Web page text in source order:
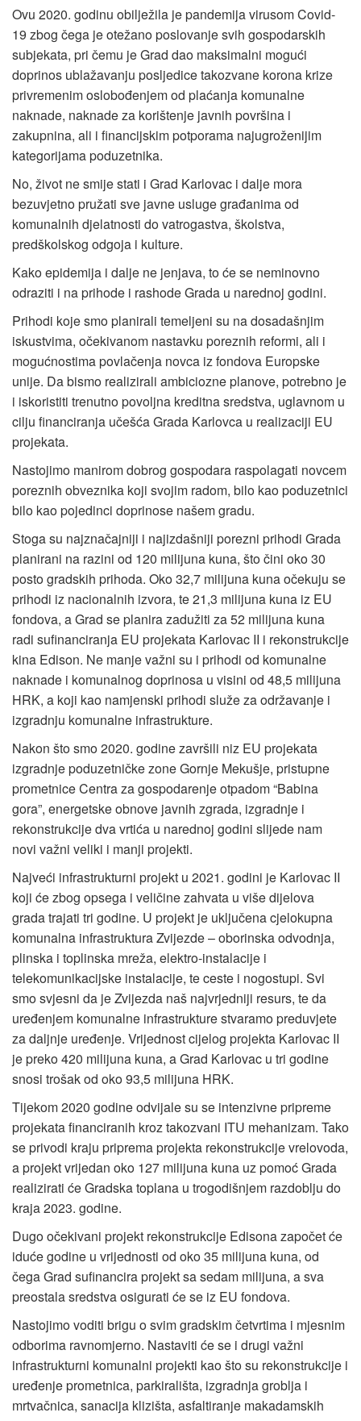
Ovu 2020. godinu obilježila je pandemija virusom Covid-
19 zbog čega je otežano poslovanje svih gospodarskih
subjekata, pri čemu je Grad dao maksimalni mogući
doprinos ublažavanju posljedice takozvane korona krize
privremenim oslobođenjem od plaćanja komunalne
naknade, naknade za korištenje javnih površina i
zakupnina, ali i financijskim potporama najugroženijim
kategorijama poduzetnika.
No, život ne smije stati i Grad Karlovac i dalje mora
bezuvjetno pružati sve javne usluge građanima od
komunalnih djelatnosti do vatrogastva, školstva,
predškolskog odgoja i kulture.
Kako epidemija i dalje ne jenjava, to će se neminovno
odraziti i na prihode i rashode Grada u narednoj godini.
Prihodi koje smo planirali temeljeni su na dosadašnjim
iskustvima, očekivanom nastavku poreznih reformi, ali i
mogućnostima povlačenja novca iz fondova Europske
unije. Da bismo realizirali ambiciozne planove, potrebno je
i iskoristiti trenutno povoljna kreditna sredstva, uglavnom u
cilju financiranja učešća Grada Karlovca u realizaciji EU
projekata.
Nastojimo manirom dobrog gospodara raspolagati novcem
poreznih obveznika koji svojim radom, bilo kao poduzetnici
bilo kao pojedinci doprinose našem gradu.
Stoga su najznačajniji i najizdašniji porezni prihodi Grada
planirani na razini od 120 milijuna kuna, što čini oko 30
posto gradskih prihoda. Oko 32,7 milijuna kuna očekuju se
prihodi iz nacionalnih izvora, te 21,3 milijuna kuna iz EU
fondova, a Grad se planira zadužiti za 52 milijuna kuna
radi sufinanciranja EU projekata Karlovac II i rekonstrukcije
kina Edison. Ne manje važni su i prihodi od komunalne
naknade i komunalnog doprinosa u visini od 48,5 milijuna
HRK, a koji kao namjenski prihodi služe za održavanje i
izgradnju komunalne infrastrukture.
Nakon što smo 2020. godine završili niz EU projekata
izgradnje poduzetničke zone Gornje Mekušje, pristupne
prometnice Centra za gospodarenje otpadom “Babina
gora”, energetske obnove javnih zgrada, izgradnje i
rekonstrukcije dva vrtića u narednoj godini slijede nam
novi važni veliki i manji projekti.
Najveći infrastrukturni projekt u 2021. godini je Karlovac II
koji će zbog opsega i veličine zahvata u više dijelova
grada trajati tri godine. U projekt je uključena cjelokupna
komunalna infrastruktura Zvijezde – oborinska odvodnja,
plinska i toplinska mreža, elektro-instalacije i
telekomunikacijske instalacije, te ceste i nogostupi. Svi
smo svjesni da je Zvijezda naš najvrjedniji resurs, te da
uređenjem komunalne infrastrukture stvaramo preduvjete
za daljnje uređenje. Vrijednost cijelog projekta Karlovac II
je preko 420 milijuna kuna, a Grad Karlovac u tri godine
snosi trošak od oko 93,5 milijuna HRK.
Tijekom 2020 godine odvijale su se intenzivne pripreme
projekata financiranih kroz takozvani ITU mehanizam. Tako
se privodi kraju priprema projekta rekonstrukcije vrelovoda,
a projekt vrijedan oko 127 milijuna kuna uz pomoć Grada
realizirati će Gradska toplana u trogodišnjem razdoblju do
kraja 2023. godine.
Dugo očekivani projekt rekonstrukcije Edisona započet će
iduće godine u vrijednosti od oko 35 milijuna kuna, od
čega Grad sufinancira projekt sa sedam milijuna, a sva
preostala sredstva osigurati će se iz EU fondova.
Nastojimo voditi brigu o svim gradskim četvrtima i mjesnim
odborima ravnomjerno. Nastaviti će se i drugi važni
infrastrukturni komunalni projekti kao što su rekonstrukcije i
uređenje prometnica, parkirališta, izgradnja groblja i
mrtvačnica, sanacija klizišta, asfaltiranje makadamskih